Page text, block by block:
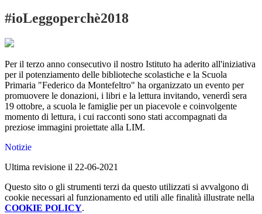
#ioLeggoperchè2018
Per il terzo anno consecutivo il nostro Istituto ha aderito all'iniziativa
per il potenziamento delle biblioteche scolastiche e la Scuola
Primaria "Federico da Montefeltro" ha organizzato un evento per
promuovere le donazioni, i libri e la lettura invitando, venerdì sera
19 ottobre, a scuola le famiglie per un piacevole e coinvolgente
momento di lettura, i cui racconti sono stati accompagnati da
preziose immagini proiettate alla LIM.
Notizie
Ultima revisione il 22-06-2021
Questo sito o gli strumenti terzi da questo utilizzati si avvalgono di
cookie necessari al funzionamento ed utili alle finalità illustrate nella
COOKIE POLICY.